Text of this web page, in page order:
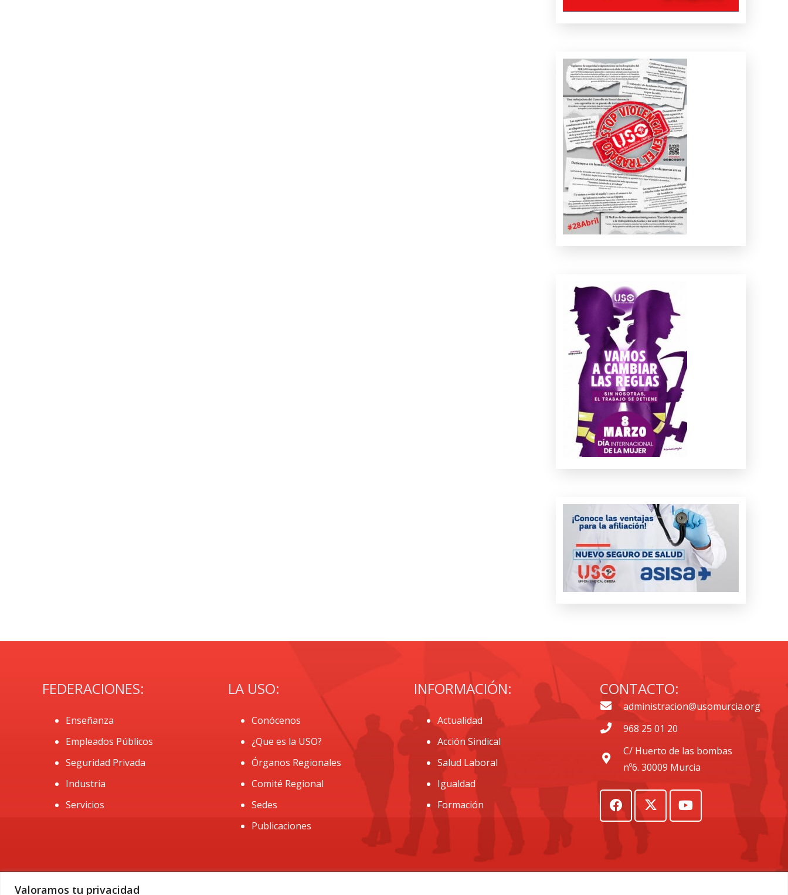
Valoramos tu privacidad
FEDERACIONES:
Enseñanza
Empleados Públicos
Seguridad Privada
Industria
Servicios
LA USO:
Conócenos
¿Que es la USO?
Órganos Regionales
Comité Regional
Sedes
Publicaciones
INFORMACIÓN:
Actualidad
Acción Sindical
Salud Laboral
Igualdad
Formación
CONTACTO:
administracion@usomurcia.org
968 25 01 20
C/ Huerto de las bombas
nº6. 30009 Murcia